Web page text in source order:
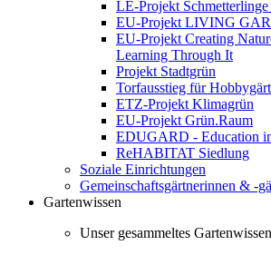
LE-Projekt Schmetterlinge
EU-Projekt LIVING
EU-Projekt Creating
Learning Through It
Projekt Stadtgrün
Torfausstieg für
ETZ-Projekt Klimagrün
EU-Projekt Grün.Raum
EDUGARD - Education
ReHABITAT Siedlung
Soziale Einrichtungen
Gemeinschaftsgärtnerinnen & -
Gartenwissen
Unser gesammeltes